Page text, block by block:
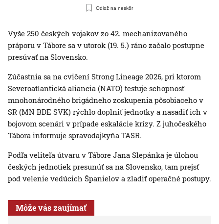
Odlož na neskôr
Vyše 250 českých vojakov zo 42. mechanizovaného
práporu v Tábore sa v utorok (19. 5.) ráno začalo postupne
presúvať na Slovensko.
Zúčastnia sa na cvičení Strong Lineage 2026, pri ktorom
Severoatlantická aliancia (NATO) testuje schopnosť
mnohonárodného brigádneho zoskupenia pôsobiaceho v
SR (MN BDE SVK) rýchlo doplniť jednotky a nasadiť ich v
bojovom scenári v prípade eskalácie krízy. Z juhočeského
Tábora informuje spravodajkyňa TASR.
Podľa veliteľa útvaru v Tábore Jana Slepánka je úlohou
českých jednotiek presunúť sa na Slovensko, tam prejsť
pod velenie vedúcich Španielov a zladiť operačné postupy.
Môže vás zaujímať